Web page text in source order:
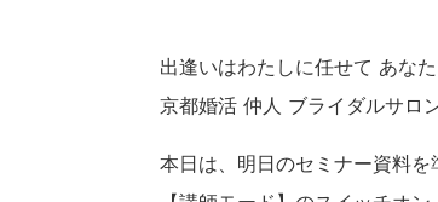
出逢いはわたしに任せて あな
京都婚活 仲人 ブライダルサロ
本日は、明日のセミナー資料を